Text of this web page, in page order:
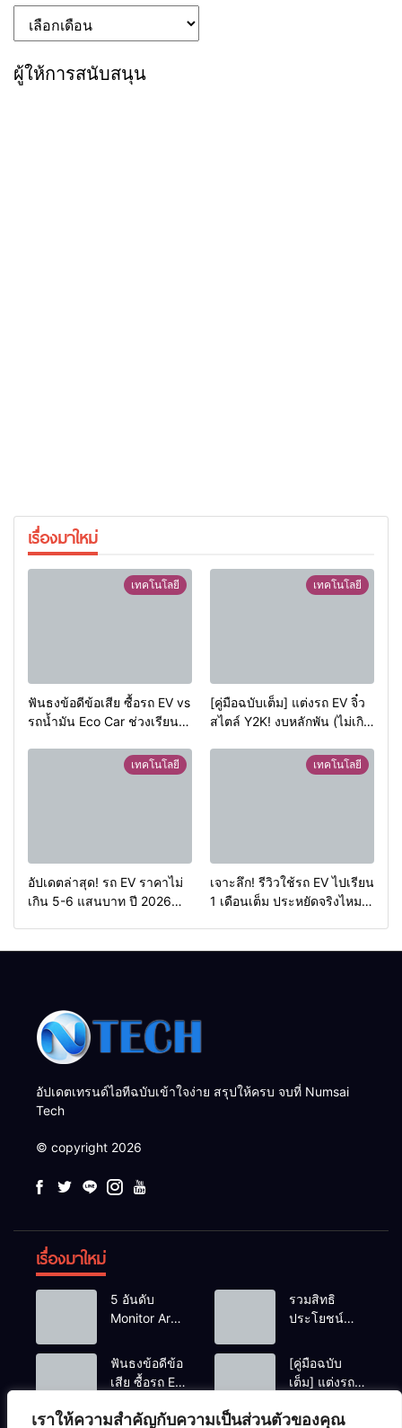
เราให้ความสำคัญกับความเป็นส่วนตัวของคุณ
คลัง
เก็บ
ผู้ให้การสนับสนุน
เรื่องมาใหม่
เทคโนโลยี
ฟันธงข้อดีข้อเสีย ซื้อรถ EV vs
รถน้ำมัน Eco Car ช่วงเรียน
เทคโนโลยี
[คู่มือฉบับเต็ม] แต่งรถ EV จิ๋ว
สไตล์ Y2K! งบหลักพัน (ไม่เกิน
เทคโนโลยี
อัปเดตล่าสุด! รถ EV ราคาไม่
เกิน 5-6 แสนบาท ปี 2026
เทคโนโลยี
เจาะลึก! รีวิวใช้รถ EV ไปเรียน
1 เดือนเต็ม ประหยัดจริงไหม?
อัปเดตเทรนด์ไอทีฉบับเข้าใจง่าย สรุปให้ครบ จบที่ Numsai
Tech
© copyright 2026
เรื่องมาใหม่
5 อันดับ
Monitor Arm
แข็งแรง รับ
น้ำหนักจอ
โปรไฟล์สีตรง
สำหรับสายตัด
รวมสิทธิ
ประโยชน์
หมูกระทะ เมื่อ
สแกนจ่ายด้วย
Virtual Bank
ยอดฮิต
ฟันธงข้อดีข้อ
เสีย ซื้อรถ EV
Eco Car ช่วง
[คู่มือฉบับ
เต็ม] แต่งรถ
Y2K! งบหลัก